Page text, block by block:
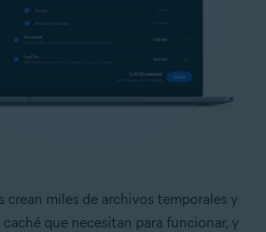
crean miles de archivos temporales y
que necesitan para funcionar, y